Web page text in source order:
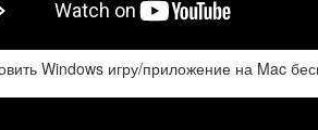
Windows игру/приложение на Mac